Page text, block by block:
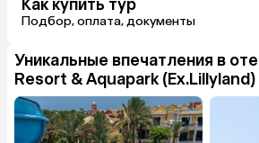
Как купить тур
Подбор, оплата, документы
Уникальные впечатления в
Resort & Aquapark (Ex.Lillyland)